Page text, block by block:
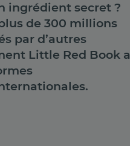
ingrédient secret ?
de 300 millions
par d’autres
Little Red Book a